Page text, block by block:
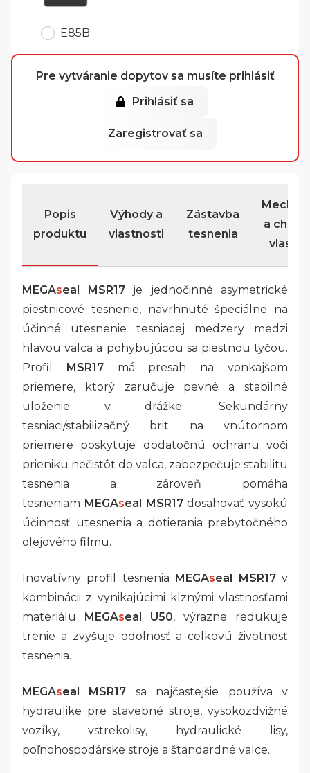
E85B
Pre vytváranie dopytov sa musíte prihlásiť
Prihlásiť sa
Zaregistrovať sa
Popis
produktu
Výhody a
vlastnosti
Zástavba
tesnenia
a
MEGAseal MSR17je jednočinné asymetrické
piestnicové tesnenie, navrhnuté špeciálne na
účinné utesnenie tesniacej medzery medzi
hlavou valca a pohybujúcou sa piestnou tyčou.
Profil
MSR17má presah na vonkajšom
priemere, ktorý zaručuje pevné a stabilné
uloženie v drážke. Sekundárny
tesniaci/stabilizačný brit na vnútornom
priemere poskytuje dodatočnú ochranu voči
prieniku nečistôt do valca, zabezpečuje stabilitu
tesnenia a zároveň pomáha
tesneniam MEGAseal MSR17dosahovať vysokú
účinnosť utesnenia a dotierania prebytočného
olejového filmu.
Inovatívny profil tesnenia MEGAseal MSR17v
kombinácii z vynikajúcimi klznými vlastnosťami
materiálu
MEGAseal U50, výrazne redukuje
trenie a zvyšuje odolnosť a celkovú životnosť
tesnenia.
MEGAseal MSR17 sa najčastejšie používa v
hydraulike pre stavebné stroje, vysokozdvižné
vozíky, vstrekolisy, hydraulické lisy,
poľnohospodárske stroje a štandardné valce.